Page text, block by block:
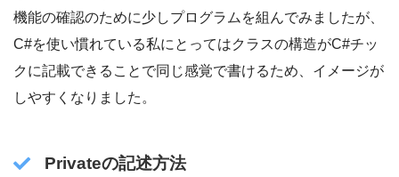
機能の確認のために少しプログラムを組んでみましたが、
C#を使い慣れている私にとってはクラスの構造がC#チッ
クに記載できることで同じ感覚で書けるため、イメージが
しやすくなりました。
Privateの記述方法